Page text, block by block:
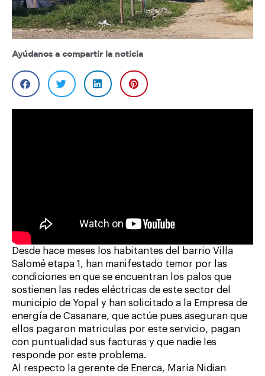
Ayúdanos a compartir la noticia
Desde hace meses los habitantes del barrio Villa
Salomé etapa 1, han manifestado temor por las
condiciones en que se encuentran los palos que
sostienen las redes eléctricas de este sector del
municipio de Yopal y han solicitado a la Empresa de
energía de Casanare, que actúe pues aseguran que
ellos pagaron matriculas por este servicio, pagan
con puntualidad sus facturas y que nadie les
responde por este problema.
Al respecto la gerente de Enerca, María Nidian